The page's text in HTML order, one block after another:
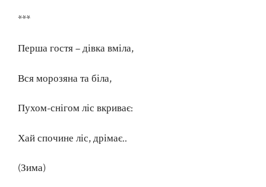
***
Перша гостя – дівка вміла,
Вся морозяна та біла,
Пухом-снігом ліс вкриває:
Хай спочине ліс, дрімає..
(Зима)